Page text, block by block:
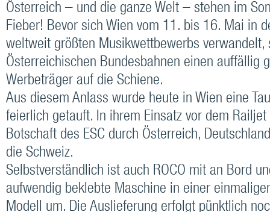
Österreich – und die ganze Welt – stehen im
Fieber! Bevor sich Wien vom 11. bis 16. Mai in
weltweit größten Musikwettbewerbs verwandelt,
Österreichischen Bundesbahnen einen auffällig
Werbeträger auf die Schiene.
Aus diesem Anlass wurde heute in Wien eine
feierlich getauft. In ihrem Einsatz vor dem
Botschaft des ESC durch Österreich,
die Schweiz.
Selbstverständlich ist auch ROCO mit an Bord
aufwendig beklebte Maschine in einer
Modell um. Die Auslieferung erfolgt pünktlich